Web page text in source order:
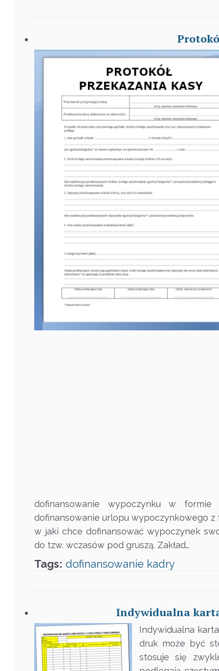
dofinansowanie wypoczynku w
dofinansowanie urlopu wypoczynkowego z
w jaki chce dofinansować wypoczynek
do tzw. wczasów pod gruszą. Zakład…
Tags: dofinansowanie kadry
Indywidualna
Indywidualna
druk może być
stosuje się